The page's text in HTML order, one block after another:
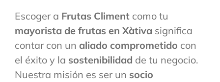
Escoger a Frutas Climentcomo tu
mayorista de frutas en Xàtiva significa
contar con un aliado comprometido con
el éxito y la sostenibilidad de tu negocio.
Nuestra misión es ser un socio